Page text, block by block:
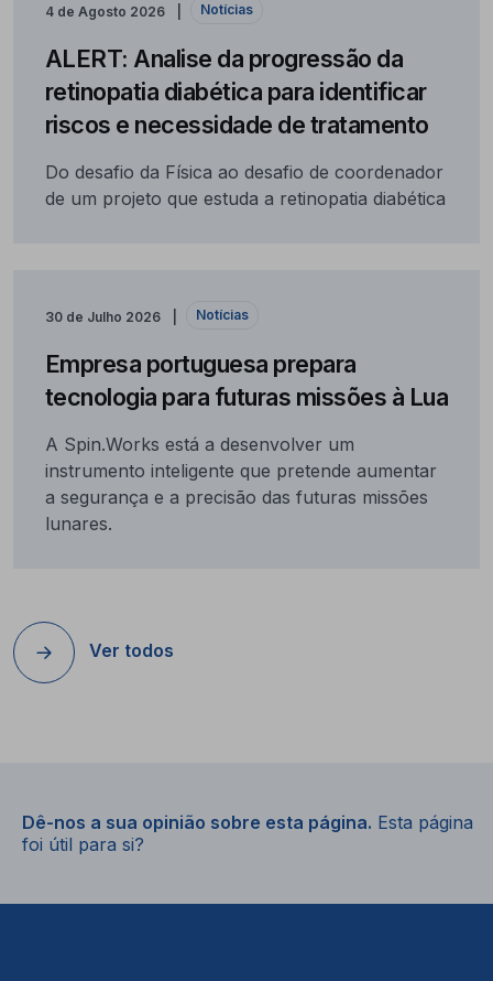
4 de Agosto 2026 Notícias
ALERT: Analise da progressão da
retinopatia diabética para identificar
riscos e necessidade de tratamento
Do desafio da Física ao desafio de coordenador
de um projeto que estuda a retinopatia diabética
30 de Julho 2026 Notícias
Empresa portuguesa prepara
tecnologia para futuras missões à Lua
A Spin.Works está a desenvolver um
instrumento inteligente que pretende aumentar
a segurança e a precisão das futuras missões
lunares.
Ver todos
Dê-nos a sua opinião sobre esta página. Esta página
foi útil para si?